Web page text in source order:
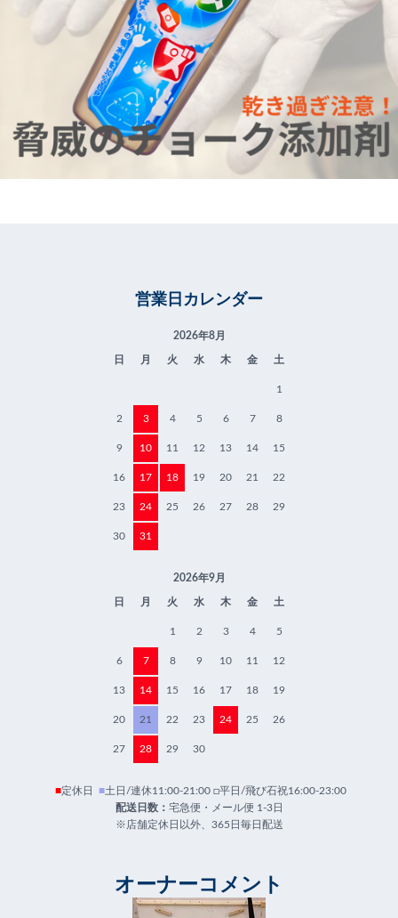
営業日カレンダー
2026年8月
日 月 火 水 木 金 土
1
2 3 4 5 6 7 8
9 10 11 12 13 14 15
16 17 18 19 20 21 22
23 24 25 26 27 28 29
30 31
2026年9月
日 月 火 水 木 金 土
1 2 3 4 5
6 7 8 9 10 11 12
13 14 15 16 17 18 19
20 21 22 23 24 25 26
27 28 29 30
■定休日 ■土日/連休11:00-21:00 □平日/飛び石祝16:00-23:00
配送日数： 宅急便・メール便 1-3日
※店舗定休日以外、365日毎日配送
オーナーコメント